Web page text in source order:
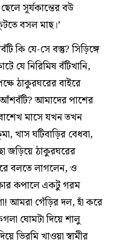
সূর্যকান্তের বউ
বসল মাছ।’
কি যে-সে বস্তু? সিড়িঙ্গে
নিরিমিষ বঁটিখানি,
ঠাকুরঘরের বাইরে
আমাদের পাশের
মাসে যখন তখন
খাস ঘটিবাড়ির বেধবা,
জড়িয়ে ঠাকুরঘরের
বলতে লাগলেন, ও
কপালে একটু গরম
আমরা গেঁড়ির দল, হাঁ করে
ঘোমটা দিয়ে শালু
ভিরমি খাওয়া স্বামীর